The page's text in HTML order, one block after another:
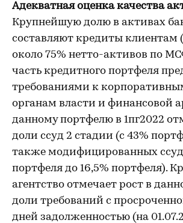
Адекватная оценка качества
Крупнейшую долю в активах
составляют кредиты клиентам
около 75% нетто-активов по
часть кредитного портфеля
требованиями к
органам власти и финансовой
данному портфелю в 1пг2022
доли ссуд 2 стадии (с 43%
также модифицированных ссуд
портфеля до 16,5% портфеля).
агентство отмечает рост в
доли требований с
дней задолженностью (на